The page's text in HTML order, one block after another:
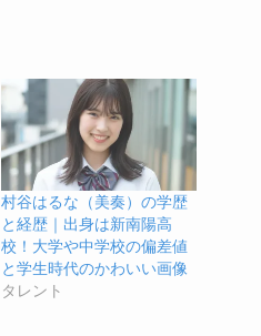
村谷はるな（美奏）の学歴
と経歴｜出身は新南陽高
校！大学や中学校の偏差値
と学生時代のかわいい画像
タレント